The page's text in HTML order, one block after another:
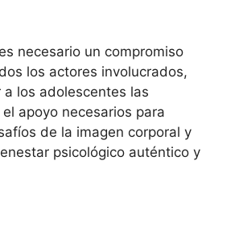
necesario un compromiso
los actores involucrados,
a los adolescentes las
apoyo necesarios para
de la imagen corporal y
psicológico auténtico y